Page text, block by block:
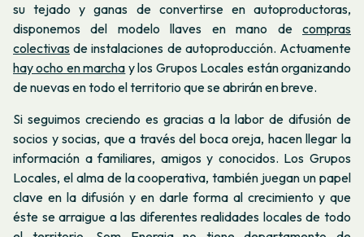
su tejado y ganas de convertirse en autoproductoras,
disponemos del modelo llaves en mano de compras
colectivas de instalaciones de autoproducción. Actuamente
hay ocho en marcha y los Grupos Locales están organizando
de nuevas en todo el territorio que se abrirán en breve.
Si seguimos creciendo es gracias a la labor de difusión de
socios y socias, que a través del boca oreja, hacen llegar la
información a familiares, amigos y conocidos. Los Grupos
Locales, el alma de la cooperativa, también juegan un papel
clave en la difusión y en darle forma al crecimiento y que
éste se arraigue a las diferentes realidades locales de todo